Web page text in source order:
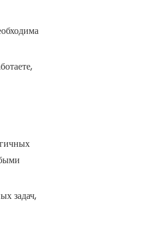
задач,